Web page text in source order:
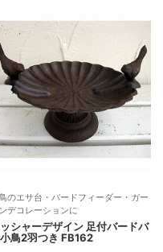
のエサ台・バードフィーダー・ガー
デコレーションに
シャーデザイン 足付バードバ
小鳥2羽つき FB162